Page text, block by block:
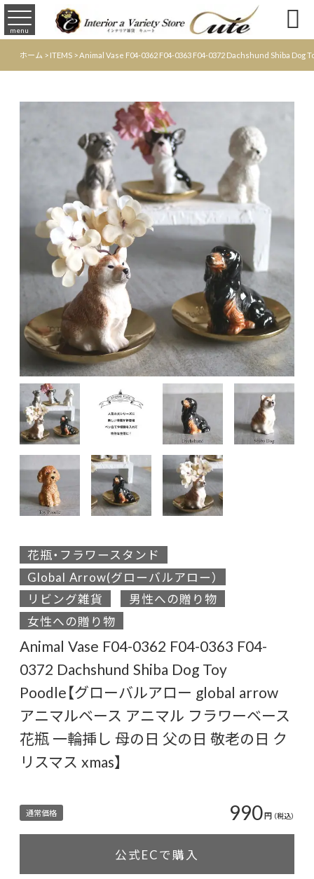
menu 
ホーム >ITEMS >Animal Vase F04-0362 F04-0363 F04-0372 Dachshund Shiba Dog
花瓶・フラワースタンド
Global Arrow(グローバルアロー）
リビング雑貨
男性への贈り物
女性への贈り物
Animal Vase F04-0362 F04-0363 F04-
0372 Dachshund Shiba Dog Toy
Poodle【グローバルアロー global arrow
アニマルベース アニマル フラワーベース
花瓶 一輪挿し 母の日 父の日 敬老の日 ク
リスマス xmas】
通常価格 990円 （税込）
公式ECで購入